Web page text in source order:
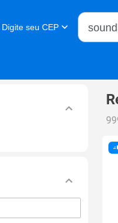
Digite seu CEP
Buscar